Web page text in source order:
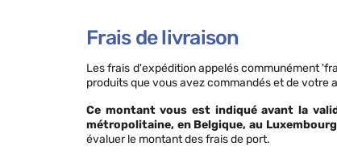
Frais de livraison
Les frais d'expédition appelés communément
produits que vous avez commandés et de votre
Ce montant vous est indiqué avant la
métropolitaine, en Belgique, au
évaluer le montant des frais de port.